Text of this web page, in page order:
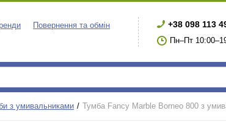
Повернення та обмін
+38 098 113
Пн–Пт
з умивальниками Тумба Fancy Marble Borneo 800 з